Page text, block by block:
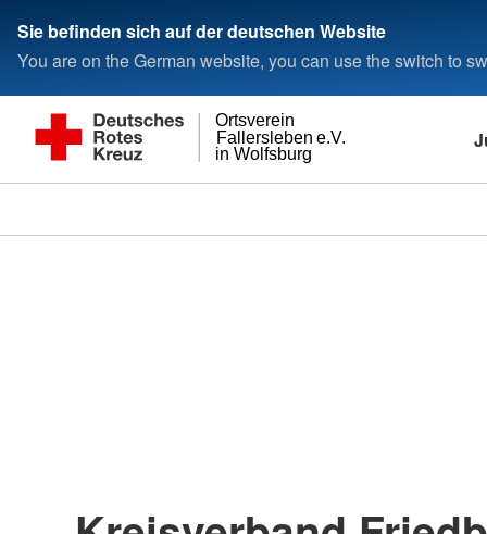
Sie befinden sich auf der deutschen Website
You are on the German website, you can use the switch to
in Wolfsburg
Fallersleben e.V.
Ortsverein